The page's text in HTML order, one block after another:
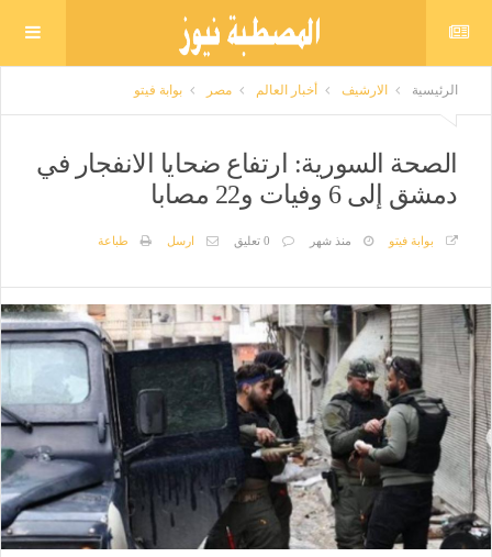
الرئيسية الارشيف أخبار العالم مصر بوابة فيتو
الصحة السورية: ارتفاع ضحايا الانفجار في
دمشق إلى 6 وفيات و22 مصابا
بوابة فيتو منذ شهر 0 تعليق ارسل طباعة